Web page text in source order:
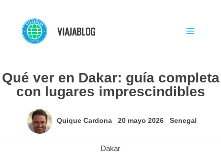
contenido
VIAJABLOG
Qué ver en Dakar: guía completa
con lugares imprescindibles
Quique Cardona 20 mayo 2026 Senegal
Dakar